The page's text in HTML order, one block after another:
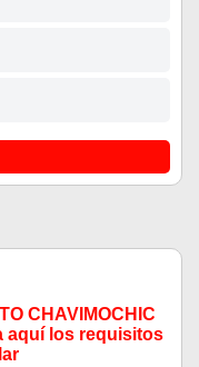
CHAVIMOCHIC
aquí los requisitos